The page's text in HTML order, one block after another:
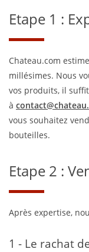
Etape 1 :
Chateau.com
millésimes. Nous
vos produits, il
à
vous souhaitez
bouteilles.
Etape 2 :
Après expertise,
1 - Le rachat